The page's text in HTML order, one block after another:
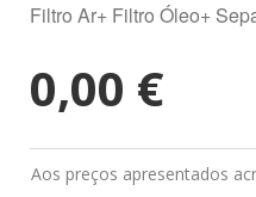
Filtro Ar+ Filtro Óleo+
0,00 €
Aos preços apresentados